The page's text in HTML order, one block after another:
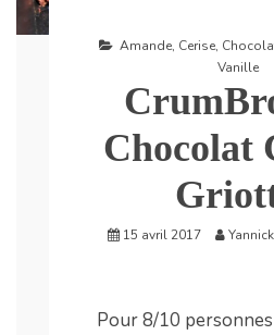
Amande, Cerise,
Vanille
Chocolat
15 avril 2017
Pour 8/10